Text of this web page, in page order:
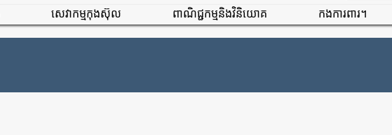
សេវាកម្មកុងស៊ុល ពាណិជ្ជកម្មនិងវិនិយោគ កងការពារ។